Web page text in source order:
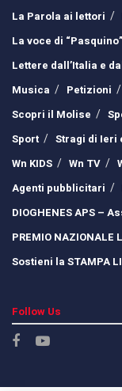
La Parola ai lettori
La voce di “Pasquino”
Lettere dall’Italia e
Musica
Petizioni
Scopri il Molise
Sport
Stragi di Ieri
Wn KIDS
Wn TV
Agenti pubblicitari
DIOGHENES APS –
PREMIO NAZIONALE
Sostieni la STAMPA
Follow Us